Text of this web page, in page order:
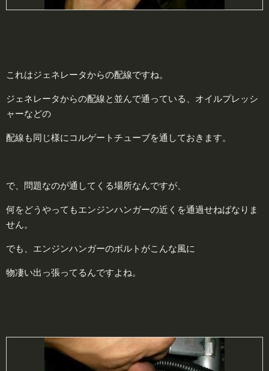
これはジェネレータからの配線ですね。
ジェネレータからの配線と並んで通っている、オイルプレッシ
ャーなどの
配線も同じ様にコルゲートチューブを通しておきます。
で、問題なのが通してくる場所なんですが、
何をどうやってもエンジンハンガーの近くを通過せねばなりま
せん。
でも、エンジンハンガーのボルトがこんな風に
物凄い出っ張ってるんですよね。